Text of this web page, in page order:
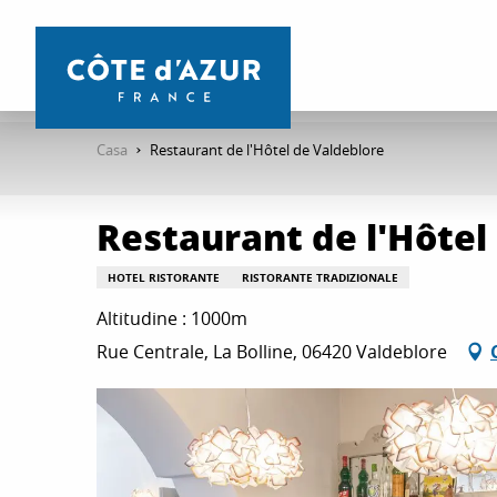
contenu
Casa Restaurant de l'Hôtel de Valdeblore
Restaurant de
HOTEL RISTORANTE RISTORANTE TRADIZIONALE
Altitudine : 1000m
Rue Centrale, La Bolline, 06420 Valdeblore